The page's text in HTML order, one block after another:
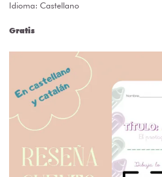
Idioma: Castellano
Gratis